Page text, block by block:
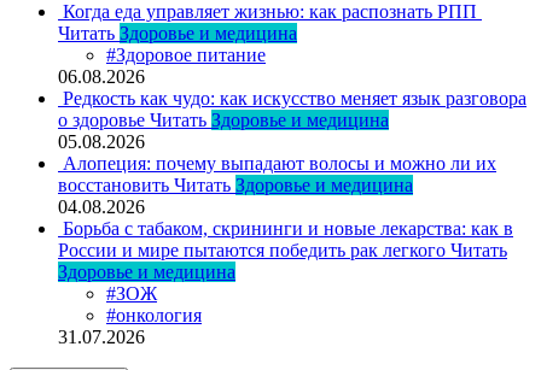
Когда еда управляет жизнью: как распознать РПП
Читать Здоровье и медицина
#Здоровое питание
06.08.2026
Редкость как чудо: как искусство меняет язык разговора
о здоровье Читать Здоровье и медицина
05.08.2026
Алопеция: почему выпадают волосы и можно ли их
восстановить Читать Здоровье и медицина
04.08.2026
Борьба с табаком, скрининги и новые лекарства: как в
России и мире пытаются победить рак легкого Читать
Здоровье и медицина
#ЗОЖ
#онкология
31.07.2026